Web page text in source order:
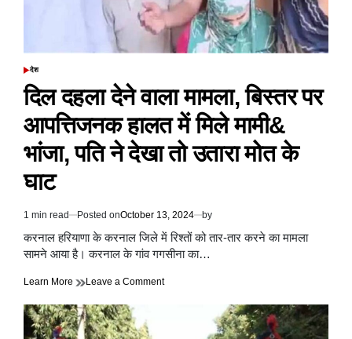
POSTED
IN
देश
दिल दहला देने वाला मामला, बिस्तर पर
आपत्तिजनक हालत में मिले मामी&
भांजा, पति ने देखा तो उतारा मोत के
घाट
Estimated
read
time
1 min read Posted onOctober 13, 2024 by
करनाल हरियाणा के करनाल जिले में रिश्तों को तार-तार करने का मामला
सामने आया है। करनाल के गांव गगसीना का…
Learn More Leave a Commenton